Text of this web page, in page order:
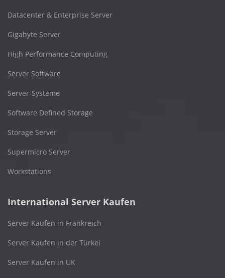
Datacenter & Enterprise Server
Gigabyte Server
High Performance Computing
Server Software
Server-Systeme
Software Defined Storage
Storage Server
Supermicro Server
Workstations
International Server Kaufen
Server Kaufen in Frankreich
Server Kaufen in der Türkei
Server Kaufen in UK